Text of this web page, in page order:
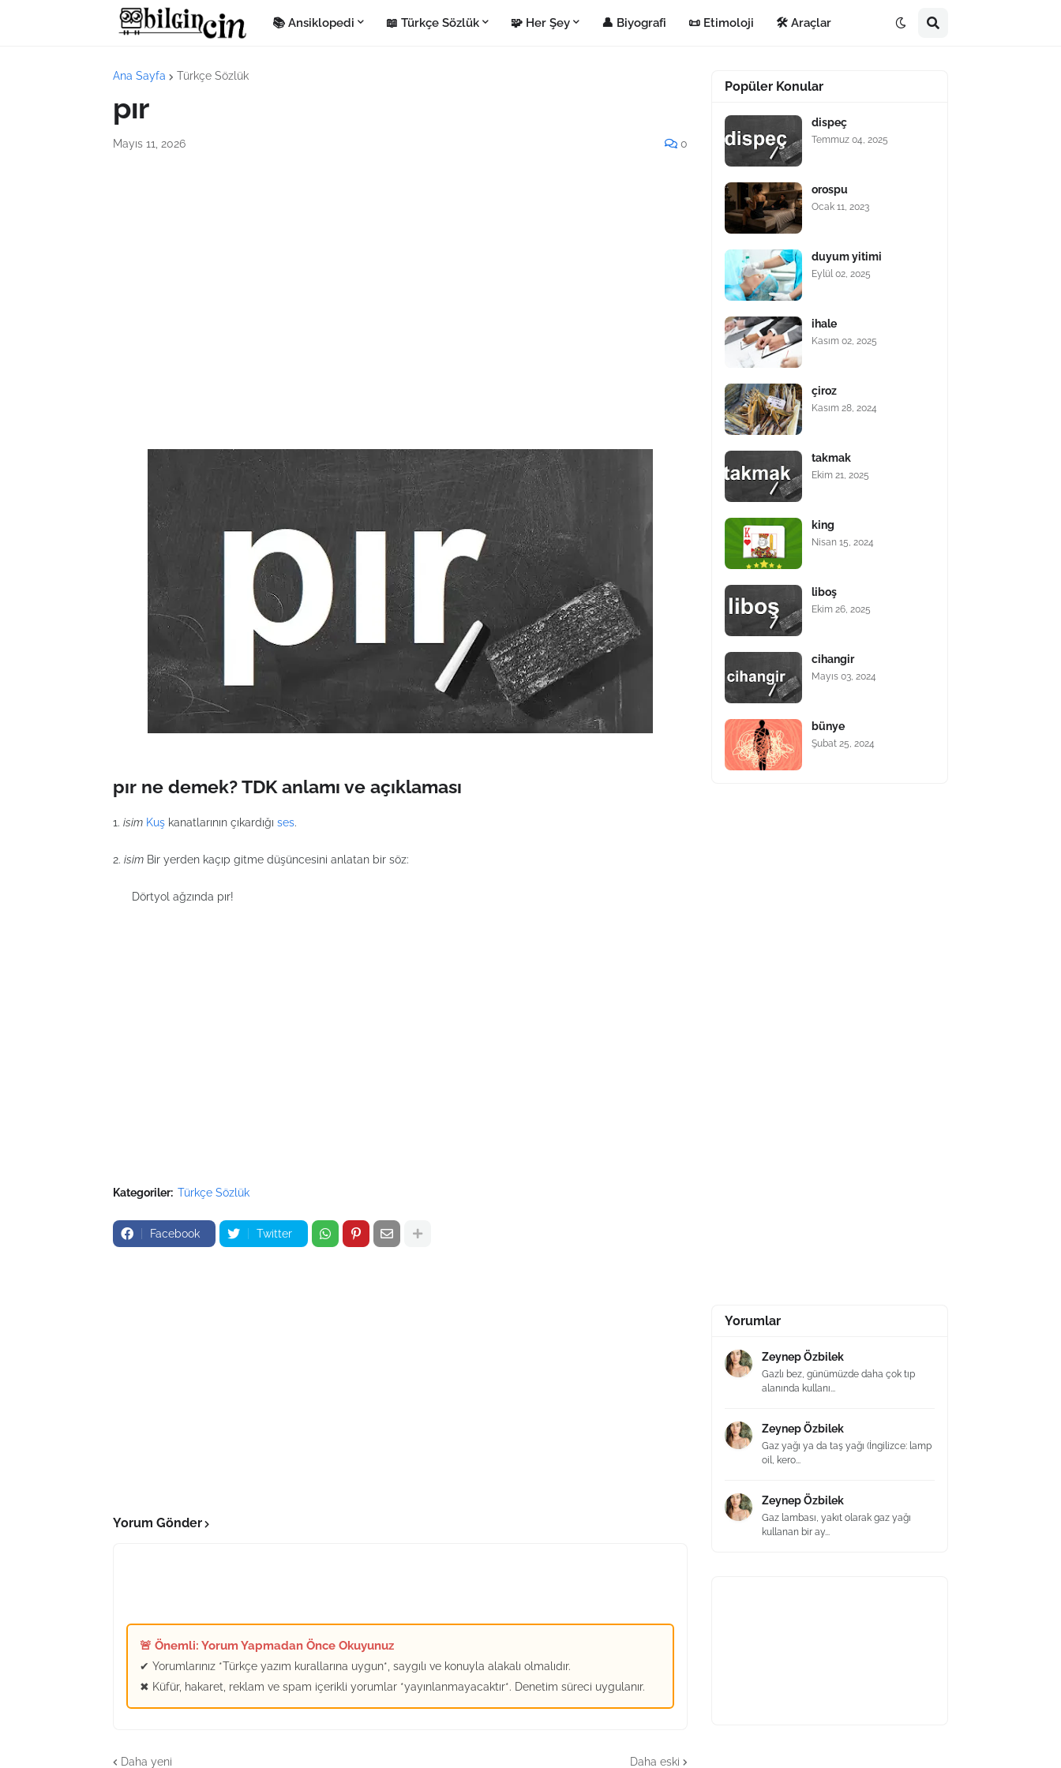
📚 Ansiklopedi 📖 Türkçe Sözlük 🧩 Her Şey 👤 Biyografi 📜 Etimoloji 🛠️ Araçlar
Ana Sayfa Türkçe Sözlük
pır
Mayıs 11, 2026 0
pır ne demek? TDK anlamı ve açıklaması
1. isim Kuş kanatlarının çıkardığı ses.
2. isim Bir yerden kaçıp gitme düşüncesini anlatan bir söz:
Dörtyol ağzında pır!
Kategoriler: Türkçe Sözlük
Facebook Twitter
Yorum Gönder
🚨 Önemli: Yorum Yapmadan Önce Okuyunuz
✔ Yorumlarınız *Türkçe yazım kurallarına uygun*, saygılı ve konuyla alakalı olmalıdır.
✖ Küfür, hakaret, reklam ve spam içerikli yorumlar *yayınlanmayacaktır*. Denetim süreci uygulanır.
Daha yeni Daha eski
Popüler Konular
dispeç
Temmuz 04, 2025
orospu
Ocak 11, 2023
duyum yitimi
Eylül 02, 2025
ihale
Kasım 02, 2025
çiroz
Kasım 28, 2024
takmak
Ekim 21, 2025
king
Nisan 15, 2024
liboş
Ekim 26, 2025
cihangir
Mayıs 03, 2024
bünye
Şubat 25, 2024
Yorumlar
Zeynep Özbilek
Gazlı bez, günümüzde daha çok tıp
alanında kullanı...
Zeynep Özbilek
Gaz yağı ya da taş yağı (İngilizce: lamp
oil, kero...
Zeynep Özbilek
Gaz lambası, yakıt olarak gaz yağı
kullanan bir ay...